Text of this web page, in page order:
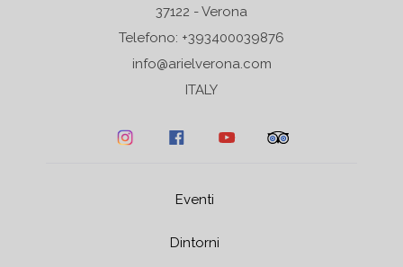
37122 - Verona
Telefono: +393400039876
info@arielverona.com
ITALY
Eventi
Dintorni